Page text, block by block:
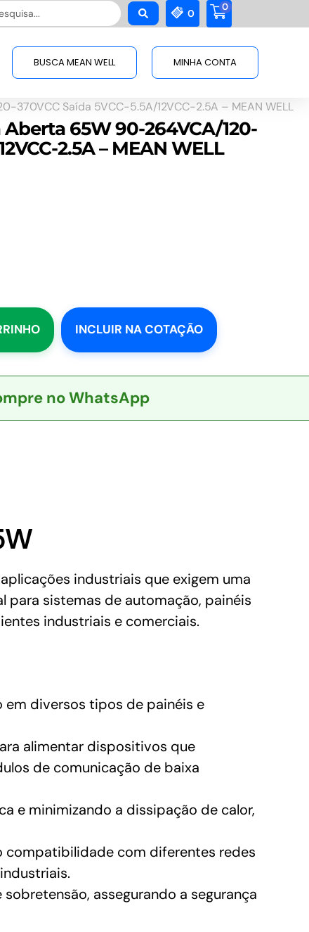
0
0
BUSCA MEAN WELL MINHA CONTA
Saída 5VCC-5.5A/12VCC-2.5A – MEAN WELL
65W 90-264VCA/120-
2.5A – MEAN WELL
INCLUIR NA COTAÇÃO
no WhatsApp
industriais que exigem uma
para sistemas de automação, painéis
industriais e comerciais.
diversos tipos de painéis e
alimentar dispositivos que
de comunicação de baixa
e minimizando a dissipação de calor,
compatibilidade com diferentes redes
assegurando a segurança